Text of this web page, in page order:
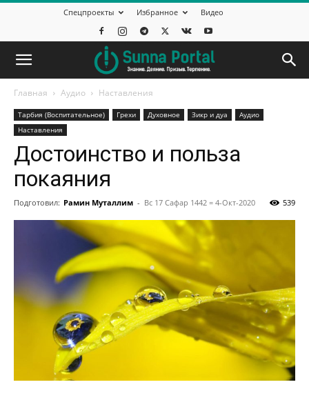
Спецпроекты Избранное Видео
Главная Аудио Наставления
Тарбия (Воспитательное) Грехи Духовное Зикр и дуа
Аудио
Наставления
Достоинство и польза
покаяния
Подготовил: Рамин Муталлим - Вс 17 Сафар 1442 = 4-Окт-2020 539